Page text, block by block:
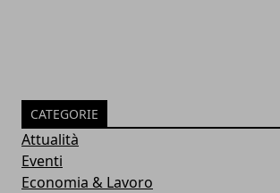
CATEGORIE
Attualità
Eventi
Economia & Lavoro